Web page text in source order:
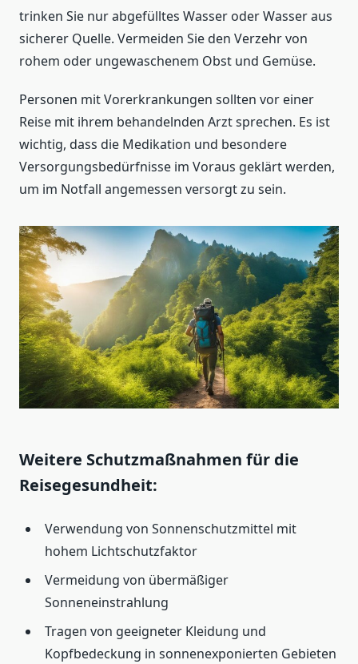
trinken Sie nur abgefülltes Wasser oder Wasser aus
sicherer Quelle. Vermeiden Sie den Verzehr von
rohem oder ungewaschenem Obst und Gemüse.
Personen mit Vorerkrankungen sollten vor einer
Reise mit ihrem behandelnden Arzt sprechen. Es ist
wichtig, dass die Medikation und besondere
Versorgungsbedürfnisse im Voraus geklärt werden,
um im Notfall angemessen versorgt zu sein.
Weitere Schutzmaßnahmen für die
Reisegesundheit:
Verwendung von Sonnenschutzmittel mit
hohem Lichtschutzfaktor
Vermeidung von übermäßiger
Sonneneinstrahlung
Tragen von geeigneter Kleidung und
Kopfbedeckung in sonnenexponierten Gebieten